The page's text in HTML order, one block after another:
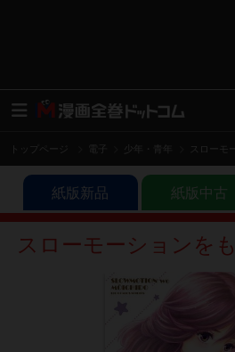
トップページ 少年・青年 スローモ
紙版新品 紙版中古
スローモーションを